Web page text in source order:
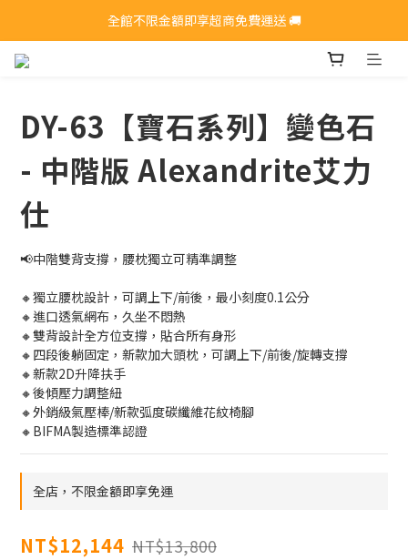
全館不限金額即享超商免費運送 🚚
全館不限金額即享超商免費運送 🚚
DY-63【寶石系列】變色石
- 中階版 Alexandrite艾力
仕
📢中階雙背支撐，腰枕獨立可精準調整
🔸獨立腰枕設計，可調上下/前後，最小刻度0.1公分
🔸進口透氣網布，久坐不悶熱
🔸雙背設計全方位支撐，貼合所有身形
🔸四段後躺固定，新款加大頭枕，可調上下/前後/旋轉支撐
🔸新款2D升降扶手
🔸後傾壓力調整紐
🔸外銷級氣壓棒/新款弧度碳纖維花紋椅腳
🔸BIFMA製造標準認證
全店，不限金額即享免運
NT$12,144 NT$13,800